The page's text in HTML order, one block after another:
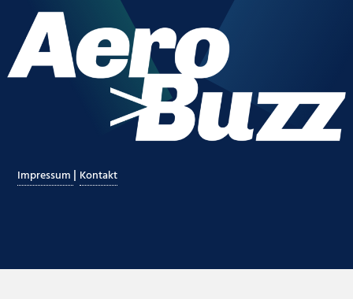
Impressum | Kontakt